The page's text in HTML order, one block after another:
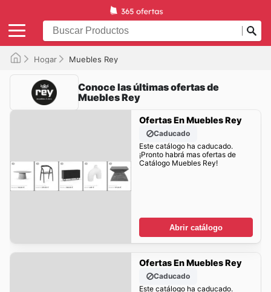
Hogar Muebles Rey
Conoce las últimas ofertas de
Muebles Rey
Ofertas En Muebles Rey
Caducado
Este catálogo ha caducado.
¡Pronto habrá mas ofertas de
Catálogo Muebles Rey!
Abrir catálogo
Ofertas En Muebles Rey
Caducado
Este catálogo ha caducado.